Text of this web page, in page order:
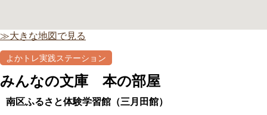
≫大きな地図で見る
よかトレ実践ステーション
みんなの文庫 本の部屋
南区ふるさと体験学習館（三月田館）